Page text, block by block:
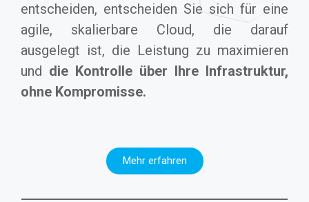
entscheiden, entscheiden Sie sich für eine
agile, skalierbare Cloud, die darauf
ausgelegt ist, die Leistung zu maximieren
und die Kontrolle über Ihre Infrastruktur,
ohne Kompromisse.
Mehr erfahren